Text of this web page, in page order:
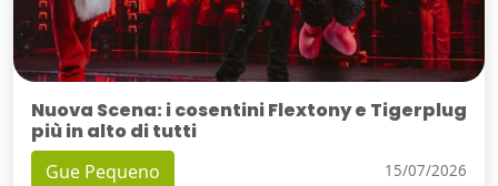
Nuova Scena: i cosentini Flextony e Tigerplug
più in alto di tutti
Gue Pequeno 15/07/2026